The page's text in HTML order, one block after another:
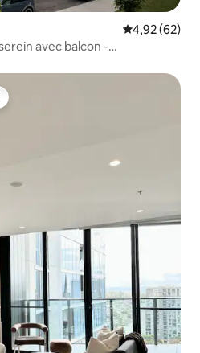
Évaluation
4,92 (62)
avec balcon -